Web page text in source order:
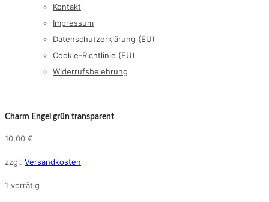
Kontakt
Impressum
Datenschutzerklärung (EU)
Cookie-Richtlinie (EU)
Widerrufsbelehrung
Charm Engel grün transparent
10,00 €
zzgl. Versandkosten
1 vorrätig